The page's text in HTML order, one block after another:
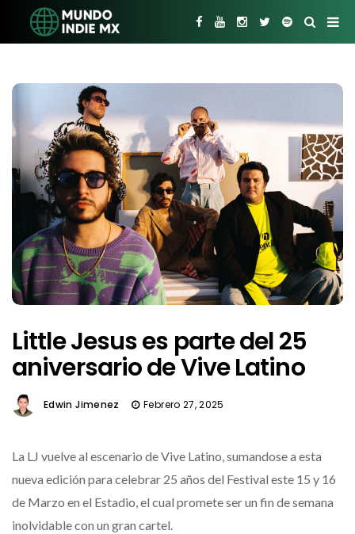
Little Jesus es parte del 25
aniversario de Vive Latino
Edwin Jimenez Febrero 27, 2025
La LJ vuelve al escenario de Vive Latino, sumandose a esta
nueva edición para celebrar 25 años del Festival este 15 y 16
de Marzo en el Estadio, el cual promete ser un fin de semana
inolvidable con un gran cartel.